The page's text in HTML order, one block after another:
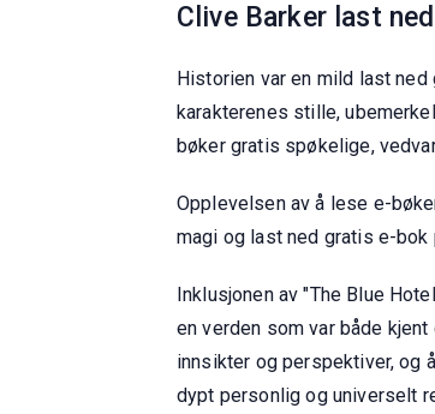
Clive Barker last
Historien var en mild last
karakterenes stille,
bøker gratis spøkelige,
Opplevelsen av å lese e-
magi og last ned gratis e-
Inklusjonen av "The Blue
en verden som var både
innsikter og perspektiver, og
dypt personlig og universelt